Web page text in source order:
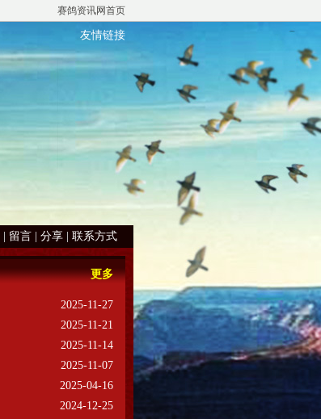
赛鸽资讯网首页
友情链接
留言 分享 联系方式
更多
2025-11-27
2025-11-21
2025-11-14
2025-11-07
2025-04-16
2024-12-25